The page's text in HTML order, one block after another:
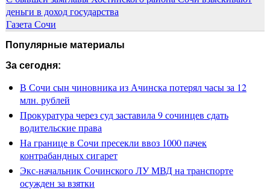
деньги в доход государства
Газета Сочи
Популярные материалы
За сегодня:
В Сочи сын чиновника из Ачинска потерял часы за 12
млн. рублей
Прокуратура через суд заставила 9 сочинцев сдать
водительские права
На границе в Сочи пресекли ввоз 1000 пачек
контрабандных сигарет
Экс-начальник Сочинского ЛУ МВД на транспорте
осужден за взятки